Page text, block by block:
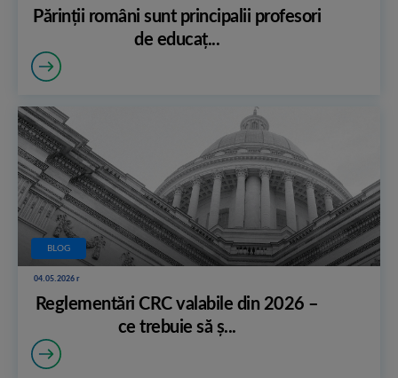
Părinții români sunt principalii profesori
de educaț...
BLOG
04.05.2026 r
Reglementări CRC valabile din 2026 –
ce trebuie să ș...